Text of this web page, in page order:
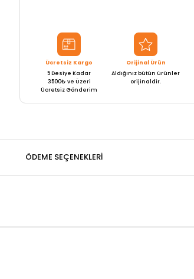
Ücretsiz Kargo
5 Desiye Kadar
3500₺ ve Üzeri
Ücretsiz Gönderim
Orijinal Ürün
Aldığınız bütün ürünler
orijinaldir.
ÖDEME SEÇENEKLERI